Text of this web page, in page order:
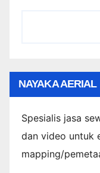
NAYAKA AERIAL
Spesialis jasa
dan video untuk
mapping/